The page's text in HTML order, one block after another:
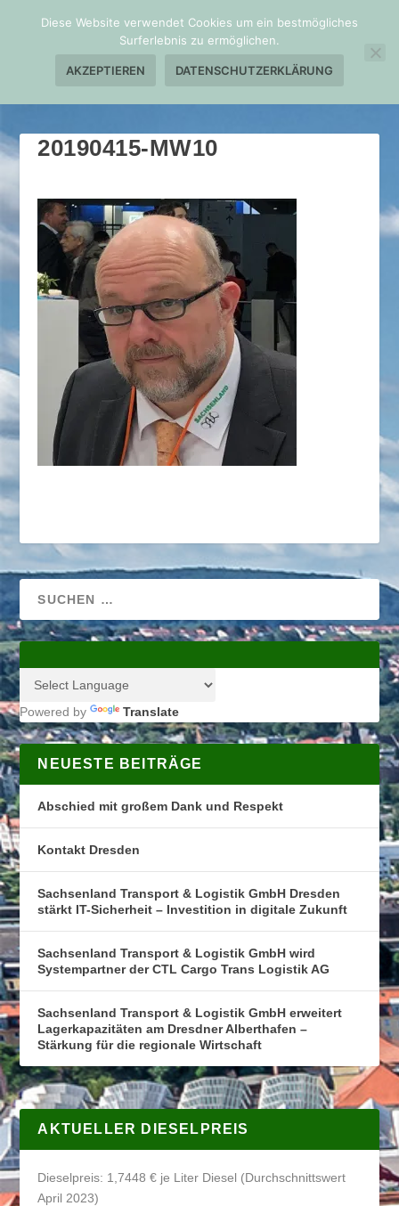
20190415-MW10
Powered by Translate
NEUESTE BEITRÄGE
Abschied mit großem Dank und Respekt
Kontakt Dresden
Sachsenland Transport & Logistik GmbH Dresden
stärkt IT-Sicherheit – Investition in digitale Zukunft
Sachsenland Transport & Logistik GmbH wird
Systempartner der CTL Cargo Trans Logistik AG
Sachsenland Transport & Logistik GmbH erweitert
Lagerkapazitäten am Dresdner Alberthafen –
Stärkung für die regionale Wirtschaft
AKTUELLER DIESELPREIS
Dieselpreis: 1,7448 € je Liter Diesel (Durchschnittswert
April 2023)
Diese Website verwendet Cookies um ein bestmögliches
Surferlebnis zu ermöglichen.
AKZEPTIEREN DATENSCHUTZERKLÄRUNG